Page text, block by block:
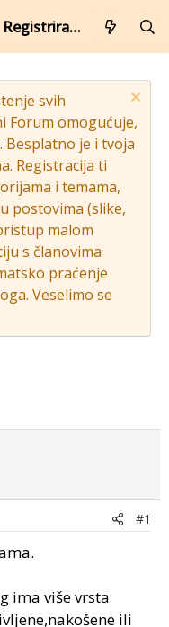
Registrirajte se
svih
Forum omogućuje,
Besplatno je i tvoja
Registracija ti
i temama,
postovima (slike,
malom
s članovima
praćenje
Veselimo se
#1
ima više vrsta
ili